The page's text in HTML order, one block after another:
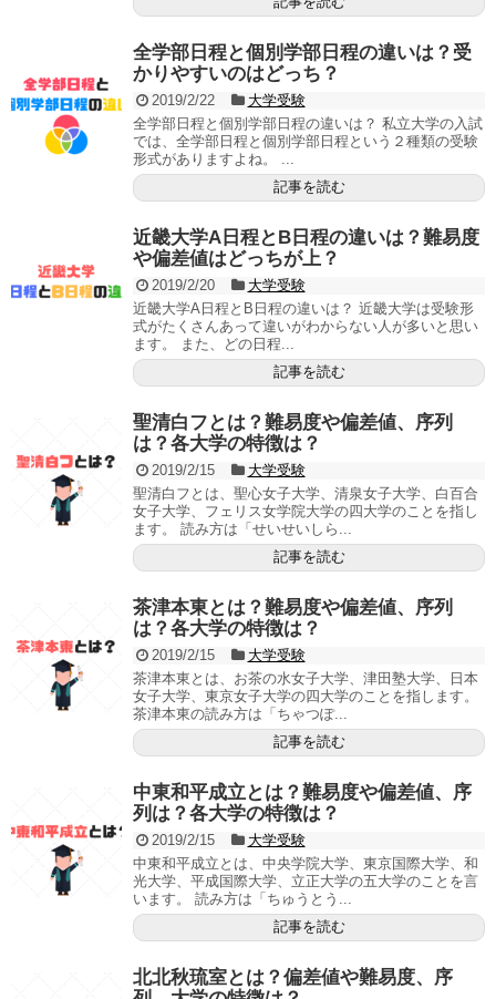
全学部日程と個別学部日程の違いは？受
かりやすいのはどっち？
2019/2/22
大学受験
全学部日程と個別学部日程の違いは？ 私立大学の入試
では、全学部日程と個別学部日程という２種類の受験
形式がありますよね。 ...
記事を読む
近畿大学A日程とB日程の違いは？難易度
や偏差値はどっちが上？
2019/2/20
大学受験
近畿大学A日程とB日程の違いは？ 近畿大学は受験形
式がたくさんあって違いがわからない人が多いと思い
ます。 また、どの日程...
記事を読む
聖清白フとは？難易度や偏差値、序列
は？各大学の特徴は？
2019/2/15
大学受験
聖清白フとは、聖心女子大学、清泉女子大学、白百合
女子大学、フェリス女学院大学の四大学のことを指し
ます。 読み方は「せいせいしら...
記事を読む
茶津本東とは？難易度や偏差値、序列
は？各大学の特徴は？
2019/2/15
大学受験
茶津本東とは、お茶の水女子大学、津田塾大学、日本
女子大学、東京女子大学の四大学のことを指します。
茶津本東の読み方は「ちゃつぽ...
記事を読む
中東和平成立とは？難易度や偏差値、序
列は？各大学の特徴は？
2019/2/15
大学受験
中東和平成立とは、中央学院大学、東京国際大学、和
光大学、平成国際大学、立正大学の五大学のことを言
います。 読み方は「ちゅうとう...
記事を読む
北北秋琉室とは？偏差値や難易度、序